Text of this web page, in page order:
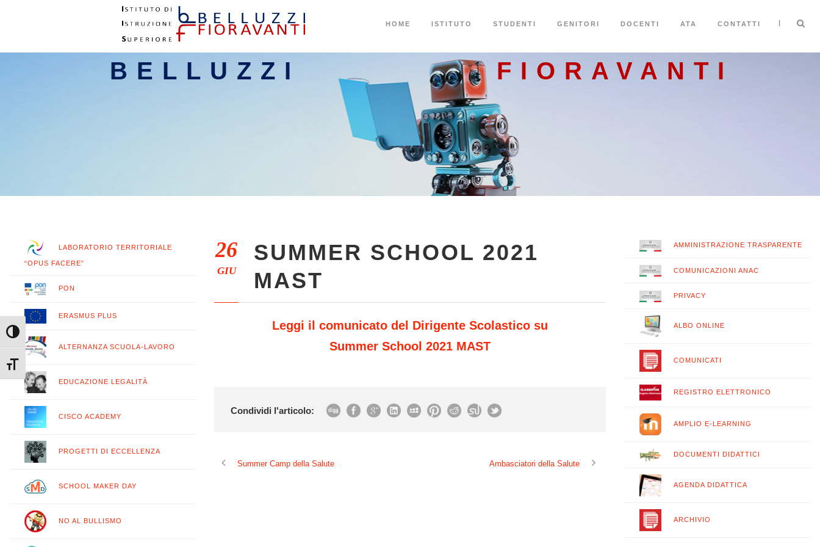
Attiva/disattiva alto contrasto
Attiva/disattiva dimensione testo
HOME ISTITUTO STUDENTI GENITORI DOCENTI ATA CONTATTI |
BELLUZZI FIORAVANTI
26
GIU
SUMMER SCHOOL 2021
MAST
Leggi il comunicato del Dirigente Scolastico su
Summer School 2021 MAST
Condividi l'articolo:
Summer Camp della Salute Ambasciatori della Salute
LABORATORIO TERRITORIALE
“OPUS FACERE”
PON
ERASMUS PLUS
ALTERNANZA SCUOLA-LAVORO
EDUCAZIONE LEGALITÀ
CISCO ACADEMY
PROGETTI DI ECCELLENZA
SCHOOL MAKER DAY
NO AL BULLISMO
AMMINISTRAZIONE TRASPARENTE
COMUNICAZIONI ANAC
PRIVACY
ALBO ONLINE
COMUNICATI
REGISTRO ELETTRONICO
AMPLIO E-LEARNING
DOCUMENTI DIDATTICI
AGENDA DIDATTICA
ARCHIVIO